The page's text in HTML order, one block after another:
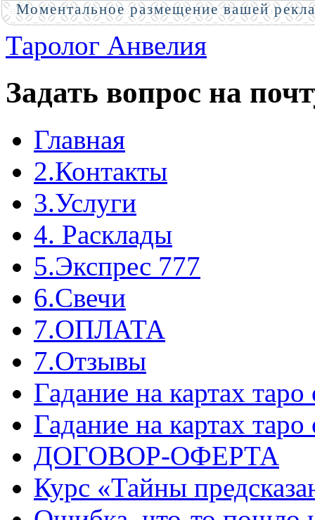
Таролог Анвелия
Задать вопрос на
Главная
2.Контакты
3.Услуги
4. Расклады
5.Экспрес 777
6.Свечи
7.ОПЛАТА
7.Отзывы
Гадание на картах
Гадание на картах
ДОГОВОР-ОФЕРТА
Курс «Тайны
Моментальное размещение вашей